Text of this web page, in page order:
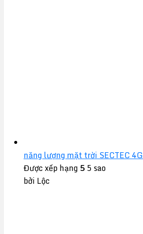
năng lượng mặt trời SECTEC 4G
Được xếp hạng5 5 sao
bởi Lộc